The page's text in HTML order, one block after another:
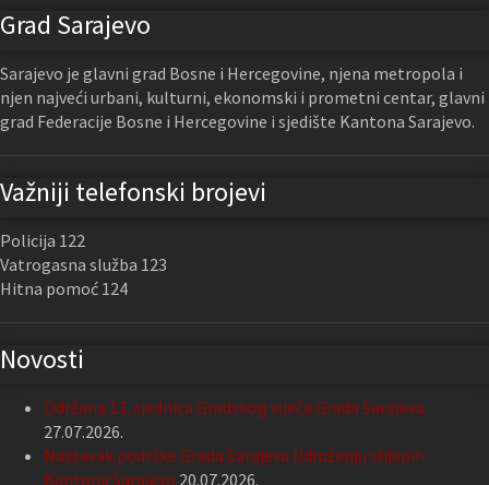
Grad Sarajevo
Sarajevo je glavni grad Bosne i Hercegovine, njena metropola i
njen najveći urbani, kulturni, ekonomski i prometni centar, glavni
grad Federacije Bosne i Hercegovine i sjedište Kantona Sarajevo.
Važniji telefonski brojevi
Policija 122
Vatrogasna služba 123
Hitna pomoć 124
Novosti
Održana 13. sjednica Gradskog vijeća Grada Sarajeva
27.07.2026.
Nastavak podrške Grada Sarajeva Udruženju slijepih
Kantona Sarajevo 20.07.2026.